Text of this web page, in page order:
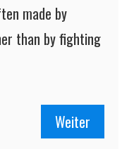
made by
than by fighting
Weiter